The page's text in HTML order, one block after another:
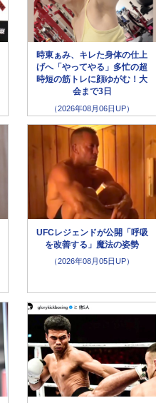
時東ぁみ、キレた身体の仕上
げへ「やってやる」多忙の超
時短の筋トレに顔ゆがむ！大
会まで3日
（2026年08月06日UP）
UFCレジェンドが公開「呼吸
を改善する」魔法の姿勢
（2026年08月05日UP）